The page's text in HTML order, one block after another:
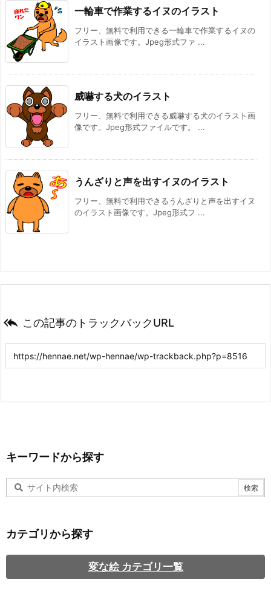
一輪車で作業するイヌのイラスト
フリー、無料で利用できる一輪車で作業するイヌの
イラスト画像です。Jpeg形式ファ ...
威嚇する犬のイラスト
フリー、無料で利用できる威嚇する犬のイラスト画
像です。Jpeg形式ファイルです。 ...
うんざりと声を出すイヌのイラスト
フリー、無料で利用できるうんざりと声を出すイヌ
のイラスト画像です。Jpeg形式フ ...
 この記事のトラックバックURL
キーワードから探す
カテゴリから探す
変な絵 カテゴリ一覧